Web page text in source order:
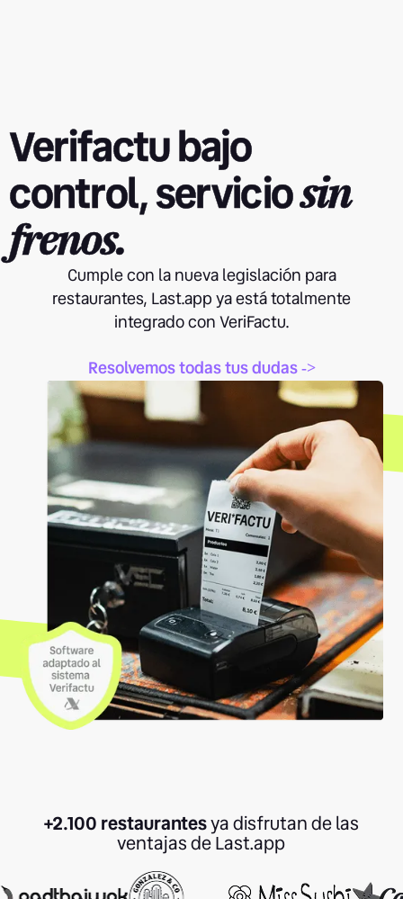
Verifactu bajo
control, serviciosin
frenos.
Cumple con la nueva legislación para
restaurantes, Last.app ya está totalmente
integrado con VeriFactu.
Resolvemos todas tus dudas ->
+2.100 restaurantesya disfrutan de las
ventajas de Last.app